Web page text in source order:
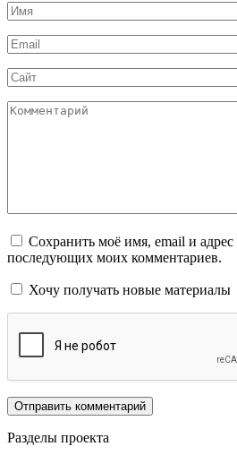
Имя
*
Email
*
Сайт
Комментарий
Сохранить моё имя, email и адрес
последующих моих комментариев.
Хочу получать новые материалы
Разделы проекта